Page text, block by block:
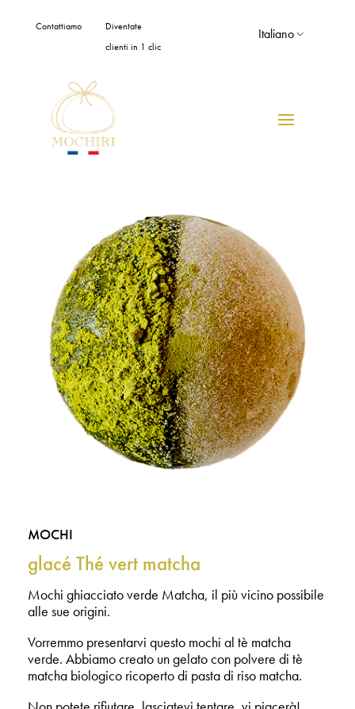
Contattiamo
Diventate
clienti in 1 clic
Italiano
MOCHI
glacé Thé vert matcha
Mochi ghiacciato verde Matcha, il più vicino possibile
alle sue origini.
Vorremmo presentarvi questo mochi al tè matcha
verde. Abbiamo creato un gelato con polvere di tè
matcha biologico ricoperto di pasta di riso matcha.